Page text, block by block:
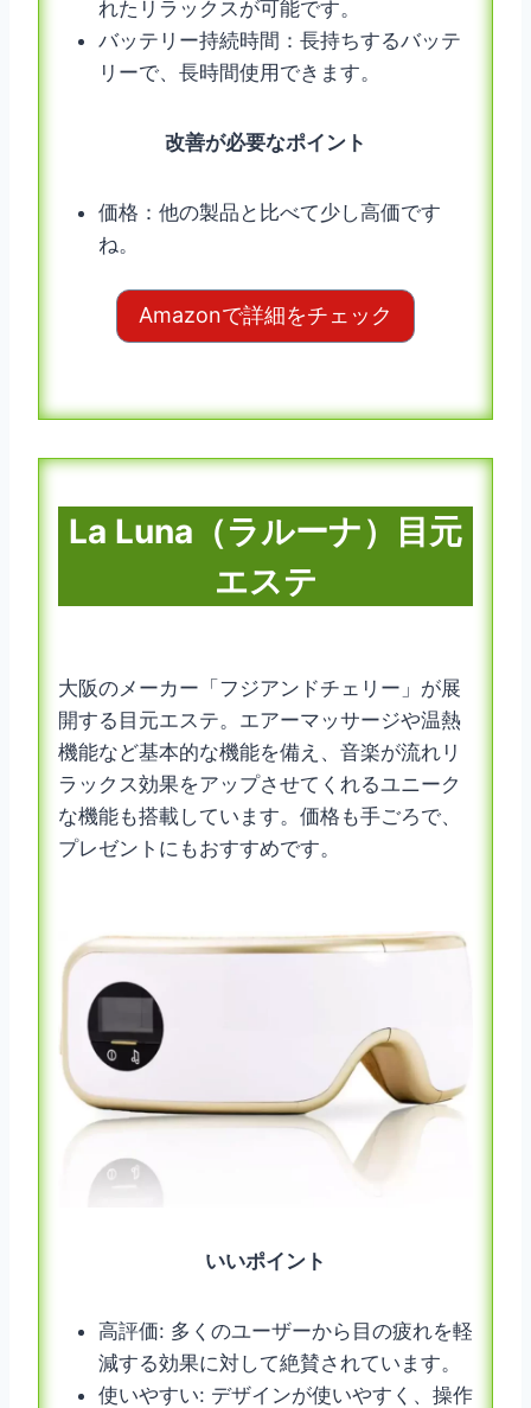
れたリラックスが可能です。
バッテリー持続時間：長持ちするバッテ
リーで、長時間使用できます。
改善が必要なポイント
価格：他の製品と比べて少し高価です
ね。
Amazonで詳細をチェック
La Luna（ラルーナ）目元
エステ
大阪のメーカー「フジアンドチェリー」が展
開する目元エステ。エアーマッサージや温熱
機能など基本的な機能を備え、音楽が流れリ
ラックス効果をアップさせてくれるユニーク
な機能も搭載しています。価格も手ごろで、
プレゼントにもおすすめです。
いいポイント
高評価: 多くのユーザーから目の疲れを軽
減する効果に対して絶賛されています。
使いやすい: デザインが使いやすく、操作